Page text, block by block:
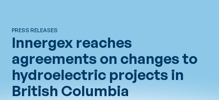
PRESS RELEASES
Innergex reaches
agreements on changes to
hydroelectric projects in
British Columbia